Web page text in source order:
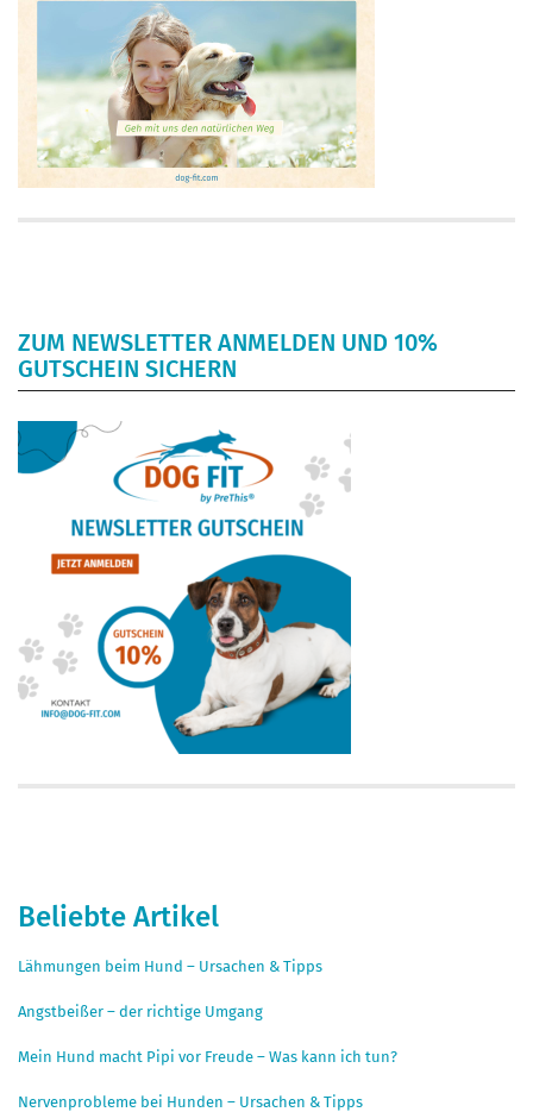
ZUM NEWSLETTER ANMELDEN UND 10%
GUTSCHEIN SICHERN
Beliebte Artikel
Lähmungen beim Hund – Ursachen & Tipps
Angstbeißer – der richtige Umgang
Mein Hund macht Pipi vor Freude – Was kann ich tun?
Nervenprobleme bei Hunden – Ursachen & Tipps